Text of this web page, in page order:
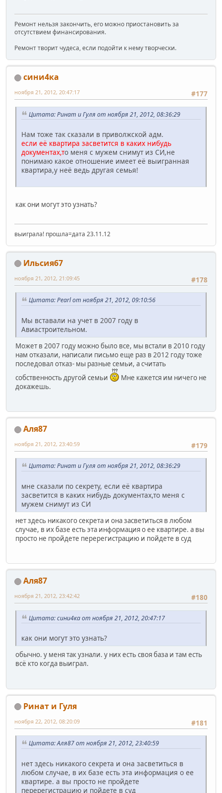
Ремонт нельзя закончить, его можно приостановить за
отсутствием финансирования.
Ремонт творит чудеса, если подойти к нему творчески.
сини4ка
#177
ноября 21, 2012, 20:47:17
Цитата: Ринат и Гуля от ноября 21, 2012, 08:36:29
Нам тоже так сказали в приволжской адм.
если её квартира засветится в каких нибудь
документах,то меня с мужем снимут из СИ,не
понимаю какое отношение имеет её выигранная
квартира,у неё ведь другая семья!
как они могут это узнать?
выиграла! прошла=дата 23.11.12
Ильсия67
#178
ноября 21, 2012, 21:09:45
Цитата: Pearl от ноября 21, 2012, 09:10:56
Мы вставали на учет в 2007 году в
Авиастроительном.
Может в 2007 году можно было все, мы встали в 2010 году
нам отказали, написали письмо еще раз в 2012 году тоже
последовал отказ- мы разные семьи, а считать
собственность другой семьи
Мне кажется им ничего не
докажешь.
Аля87
#179
ноября 21, 2012, 23:40:59
Цитата: Ринат и Гуля от ноября 21, 2012, 08:36:29
мне сказали по секрету, если её квартира
засветится в каких нибудь документах,то меня с
мужем снимут из СИ
нет здесь никакого секрета и она засветиться в любом
случае, в их базе есть эта информация о ее квартире. а вы
просто не пройдете перерегистрацию и пойдете в суд
Аля87
#180
ноября 21, 2012, 23:42:42
Цитата: сини4ка от ноября 21, 2012, 20:47:17
как они могут это узнать?
обычно. у меня так узнали. у них есть своя база и там есть
всё кто когда выиграл.
Ринат и Гуля
#181
ноября 22, 2012, 08:20:09
Цитата: Аля87 от ноября 21, 2012, 23:40:59
нет здесь никакого секрета и она засветиться в
любом случае, в их базе есть эта информация о ее
квартире. а вы просто не пройдете
перерегистрацию и пойдете в суд